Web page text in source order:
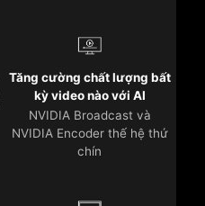
Tăng cường chất lượng bất
kỳ video nào với AI
NVIDIA Broadcast và
NVIDIA Encoder thế hệ thứ
chín